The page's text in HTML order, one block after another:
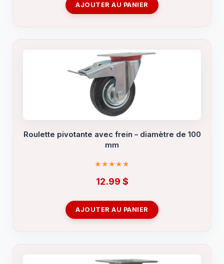
AJOUTER AU PANIER
Roulette pivotante avec frein – diamètre de 100
mm
12.99 $
AJOUTER AU PANIER